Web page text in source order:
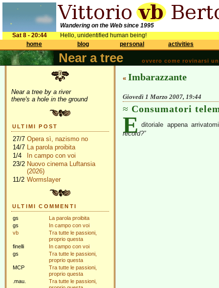
Wandering on the Web since 1995
Sat 8 - 20:44
Hello, unidentified human being!
home
blog personal activities
Near a tree ovvero come rovinarsi
Near a tree by a river
there's a hole in the ground
ULTIMI POST
27/7 Opera sì, nazismo no
14/7 La parola proibita
1/4
In campo con voi
23/2 Nuovo cinema Luftansia
(2026)
11/2 Wormslayer
ULTIMI COMMENTI
gs
La parola proibita
gs
In campo con voi
vb
Tra tutte le passioni,
proprio questa
finelli
In campo con voi
gs
Tra tutte le passioni,
proprio questa
MCP
Tra tutte le passioni,
proprio questa
.mau.
Tra tutte le passioni,
« Imbarazzante
Giovedì 1 Marzo 2007, 19:44
Consumatori
E ditoriale appena
record?”